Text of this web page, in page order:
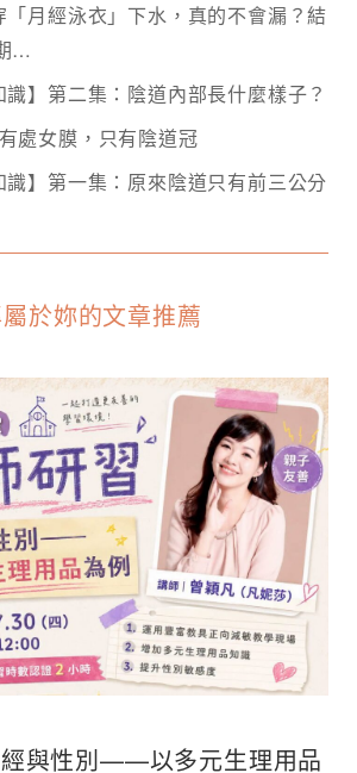
月經泳衣」下水，真的不會漏？結
…
識】第二集：陰道內部長什麼樣子？
處女膜，只有陰道冠
識】第一集：原來陰道只有前三公分
於妳的文章推薦
與性別——以多元生理用品